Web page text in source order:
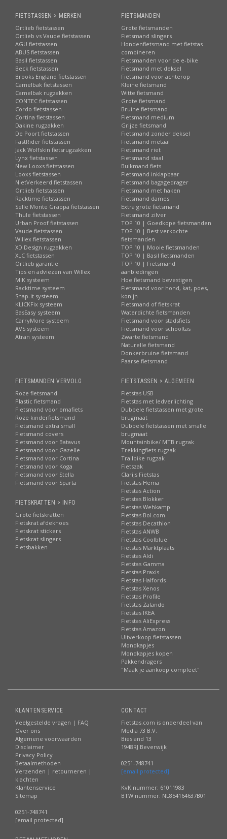
FIETSTASSEN > MERKEN
Ortlieb fietstassen
Ortlieb vs Vaude fietstassen
AGU fietstassen
ABUS fietstassen
Basil fietstassen
Beck fietstassen
Brooks England fietstassen
Camelbak fietstassen
Camelbak rugzakken
CONTEC fietstassen
Cordo fietstassen
Cortina fietstassen
Dakine rugzakken
De Poort fietstassen
FastRider fietstassen
Jack Wolfskin fietsrugzakken
Lynx fietstassen
New Looxs fietstassen
Looxs fietstassen
NietVerkeerd fietstassen
Ortlieb fietstassen
Racktime fietstassen
Selle Monte Grappa fietstassen
Thule fietstassen
Urban Proof fietstassen
Vaude fietstassen
Willex fietstassen
XD Design rugzakken
XLC fietstassen
Ortlieb garantie
Tips en adviezen van Willex
MIK systeem
Racktime systeem
Snap-it systeem
KLICKFix systeem
BasEasy systeem
CarryMore systeem
AVS systeem
Atran systeem
FIETSMANDEN
Grote fietsmanden
Fietsmand slingers
Hondenfietsmand met fietstas
combineren
Fietsmanden voor de e-bike
Fietsmand met deksel
Fietsmand voor achterop
Kleine fietsmand
Witte fietsmand
Grote fietsmand
Bruine fietsmand
Fietsmand medium
Grijze fietsmand
Fietsmand zonder deksel
Fietsmand metaal
Fietsmand riet
Fietsmand staal
Buikmand fiets
Fietsmand inklapbaar
Fietsmand bagagedrager
Fietsmand met haken
Fietsmand dames
Extra grote fietsmand
Fietsmand zilver
TOP 10 | Goedkope fietsmanden
TOP 10 | Best verkochte
fietsmanden
TOP 10 | Mooie fietsmanden
TOP 10 | Basil fietsmanden
TOP 10 | Fietsmand
aanbiedingen
Hoe fietsmand bevestigen
Fietsmand voor hond, kat, poes,
konijn
Fietsmand of fietskrat
Waterdichte fietsmanden
Fietsmand voor stadsfiets
Fietsmand voor schooltas
Zwarte fietsmand
Naturelle fietsmand
Donkerbruine fietsmand
Paarse fietsmand
FIETSMANDEN VERVOLG
Roze fietsmand
Plastic fietsmand
Fietsmand voor omafiets
Roze kinderfietsmand
Fietsmand extra small
Fietsmand covers
Fietsmand voor Batavus
Fietsmand voor Gazelle
Fietsmand voor Cortina
Fietsmand voor Koga
Fietsmand voor Stella
Fietsmand voor Sparta
FIETSKRATTEN > INFO
Grote fietskratten
Fietskrat afdekhoes
Fietskrat stickers
Fietskrat slingers
Fietsbakken
FIETSTASSEN > ALGEMEEN
Fietstas USB
Fietstas met ledverlichting
Dubbele fietstassen met grote
brugmaat
Dubbele fietstassen met smalle
brugmaat
Mountainbike/ MTB rugzak
Trekkingfiets rugzak
Trailbike rugzak
Fietszak
Clarijs Fietstas
Fietstas Hema
Fietstas Action
Fietstas Blokker
Fietstas Wehkamp
Fietstas Bol.com
Fietstas Decathlon
Fietstas ANWB
Fietstas Coolblue
Fietstas Marktplaats
Fietstas Aldi
Fietstas Gamma
Fietstas Praxis
Fietstas Halfords
Fietstas Xenos
Fietstas Profile
Fietstas Zalando
Fietstas IKEA
Fietstas AliExpress
Fietstas Amazon
Uitverkoop fietstassen
Mondkapjes
Mondkapjes kopen
Pakkendragers
"Maak je aankoop compleet"
KLANTENSERVICE
Veelgestelde vragen | FAQ
Over ons
Algemene voorwaarden
Disclaimer
Privacy Policy
Betaalmethoden
Verzenden | retourneren |
klachten
Klantenservice
Sitemap
0251-748741
[email protected]
CONTACT
Fietstas.com is onderdeel van
Media 73 B.V.
Biesland 13
1948RJ Beverwijk
0251-748741
[email protected]
KvK nummer: 61011983
BTW nummer: NL854164637B01